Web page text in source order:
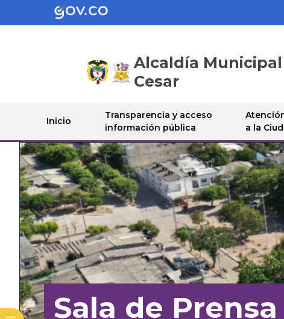
Alcaldía
Cesar
Inicio
Transparencia y acceso
información pública
a la
Sala de Prensa